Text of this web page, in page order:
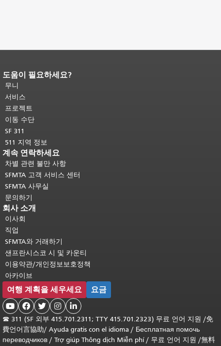
페이지 내용 끝입니다.이 페이지의 나
머지 내용은 모든 페이지에 반복됩니
다.메인 콘텐츠 상단으로 돌아가려면
여기를 클릭하십시오
도움이 필요하세요?
무니
서비스
프로젝트
이동 수단
SF 311
511 지역 정보
계속 연락하세요
차별 관련 불만 사항
SFMTA 고객 서비스 센터
SFMTA 사무실
문의하기
회사 소개
이사회
직업
SFMTA와 거래하기
샌프란시스코 시 및 카운티
이용약관/개인정보보호정책
아카이브
여행 계획을 세우세요 요금
    
☎ 311 (SF 외부 415.701.2311; TTY 415.701.2323) 무료 언어 지원 /免
費언어言協助/ Ayuda gratis con el idioma / Бесплатная помочь
переводчиков / Trợ giúp Thông dịch Miễn phí/ 무료 언어 지원 /無料